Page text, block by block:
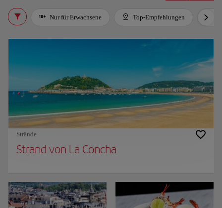
Nur für Erwachsene Top-Empfehlungen
Strände
Strand von La Concha